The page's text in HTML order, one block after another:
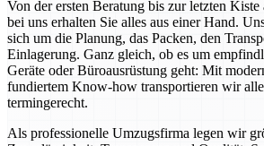
Von der ersten Beratung bis zur letzten Kiste
bei uns erhalten Sie alles aus einer Hand.
sich um die Planung, das Packen, den
Einlagerung. Ganz gleich, ob es um
Geräte oder Büroausrüstung geht: Mit
fundiertem Know-how transportieren wir
termingerecht.
Als professionelle Umzugsfirma legen wir